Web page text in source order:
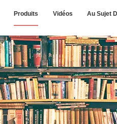
Produits Vidéos Au Sujet